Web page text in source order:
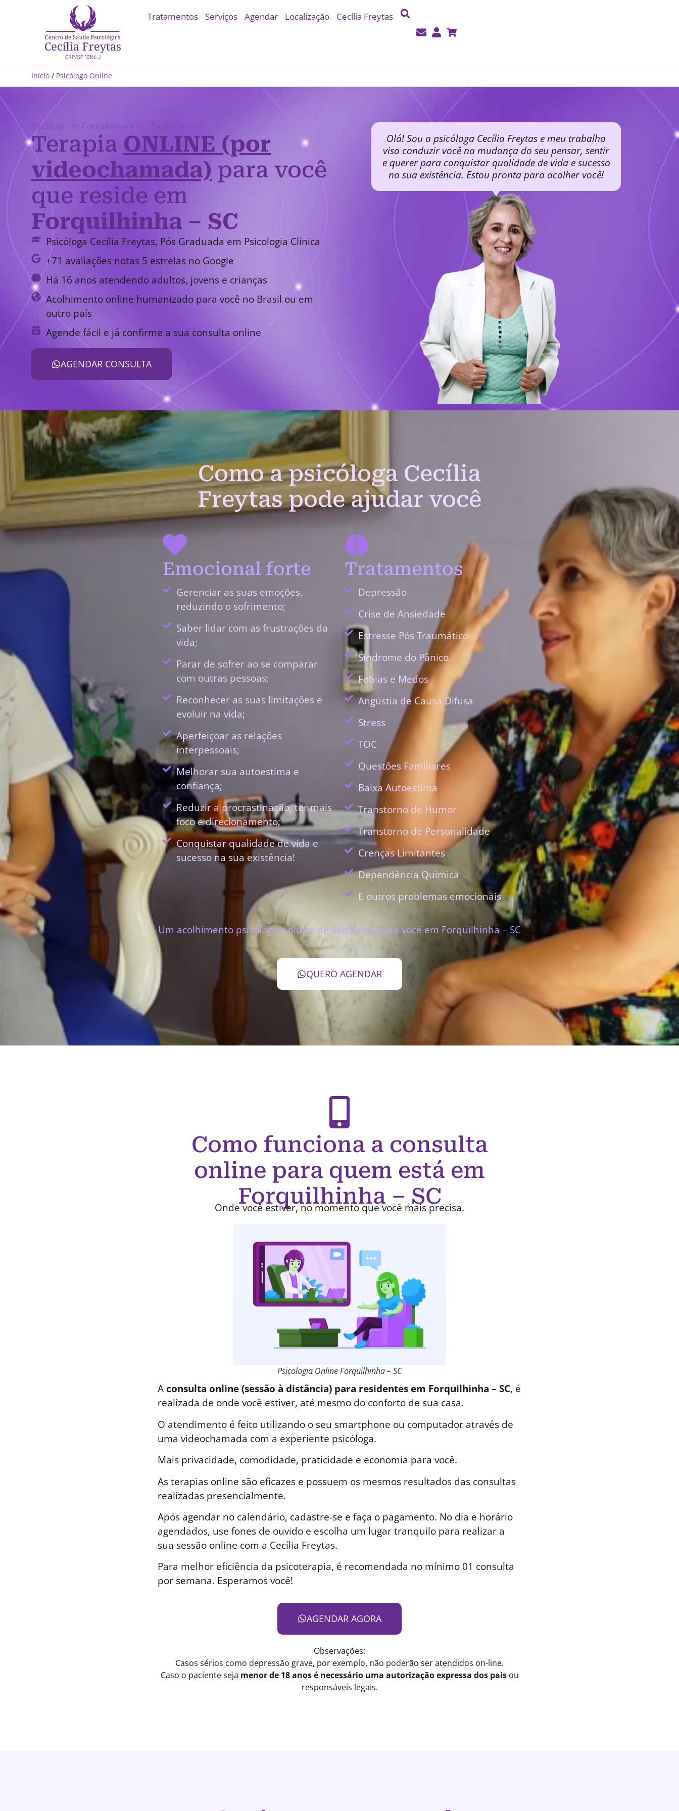
Tratamentos Serviços Agendar Localização Cecília Freytas
Início / Psicólogo Online
Psicólogo em Forquilhinha – SC (Terapia Online)
Terapia ONLINE (por
videochamada) para você
que reside em
Forquilhinha – SC
Psicóloga Cecília Freytas, Pós Graduada em Psicologia Clínica
+71 avaliações notas 5 estrelas no Google
Há 16 anos atendendo adultos, jovens e crianças
Acolhimento online humanizado para você no Brasil ou em
outro país
Agende fácil e já confirme a sua consulta online
AGENDAR CONSULTA
Olá! Sou a psicóloga Cecília Freytas e meu trabalho
visa conduzir você na mudança do seu pensar, sentir
e querer para conquistar qualidade de vida e sucesso
na sua existência. Estou pronta para acolher você!
Como a psicóloga Cecília
Freytas pode ajudar você
Emocional forte
Gerenciar as suas emoções,
reduzindo o sofrimento;
Saber lidar com as frustrações da
vida;
Parar de sofrer ao se comparar
com outras pessoas;
Reconhecer as suas limitações e
evoluir na vida;
Aperfeiçoar as relações
interpessoais;
Melhorar sua autoestima e
confiança;
Reduzir a procrastinação, ter mais
foco e direcionamento;
Conquistar qualidade de vida e
sucesso na sua existência!
Tratamentos
Depressão
Crise de Ansiedade
Estresse Pós Traumático
Síndrome do Pânico
Fobias e Medos
Angústia de Causa Difusa
Stress
TOC
Questões Familiares
Baixa Autoestima
Transtorno de Humor
Transtorno de Personalidade
Crenças Limitantes
Dependência Química
E outros problemas emocionais
Um acolhimento psicológico direto de São Paulo para você em Forquilhinha – SC
QUERO AGENDAR
Como funciona a consulta
online para quem está em
Forquilhinha – SC
Onde você estiver, no momento que você mais precisa.
Psicologia Online Forquilhinha – SC
Aconsulta online (sessão à distância) para residentes em Forquilhinha – SC, é
realizada de onde você estiver, até mesmo do conforto de sua casa.
O atendimento é feito utilizando o seu smartphone ou computador através de
uma videochamada com a experiente psicóloga.
Mais privacidade, comodidade, praticidade e economia para você.
As terapias online são eficazes e possuem os mesmos resultados das consultas
realizadas presencialmente.
Após agendar no calendário, cadastre-se e faça o pagamento. No dia e horário
agendados, use fones de ouvido e escolha um lugar tranquilo para realizar a
sua sessão online com a Cecília Freytas.
Para melhor eficiência da psicoterapia, é recomendada no mínimo 01 consulta
por semana. Esperamos você!
AGENDAR AGORA
Observações:
Casos sérios como depressão grave, por exemplo, não poderão ser atendidos on-line.
Caso o paciente seja menor de 18 anos é necessário uma autorização expressa dos paisou
responsáveis legais.